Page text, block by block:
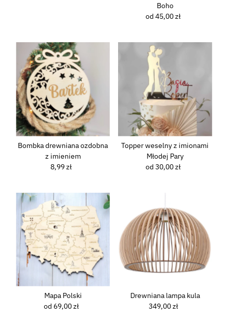
Boho
Normalna
od 45,00 zł
Bombka drewniana ozdobna
z imieniem
Normalna
8,99 zł
Topper weselny z imionami
Młodej Pary
Normalna
od 30,00 zł
Mapa Polski
Normalna
od 69,00 zł
Drewniana lampa kula
Normalna
349,00 zł